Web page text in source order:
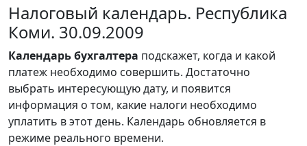
Налоговый календарь. Республика
Коми. 30.09.2009
Календарьбухгалтера подскажет, когда и какой
платеж необходимо совершить. Достаточно
выбрать интересующую дату, и появится
информация о том, какие налоги необходимо
уплатить в этот день. Календарь обновляется в
режиме реального времени.